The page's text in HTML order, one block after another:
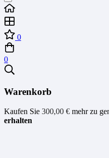
0
0
Warenkorb
Kaufen Sie 300,00 € mehr zu
erhalten